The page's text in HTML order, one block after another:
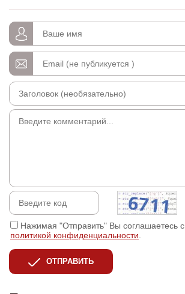
Нажимая "Отправить" Вы соглашаетесь с
политикой конфиденциальности
ОТПРАВИТЬ